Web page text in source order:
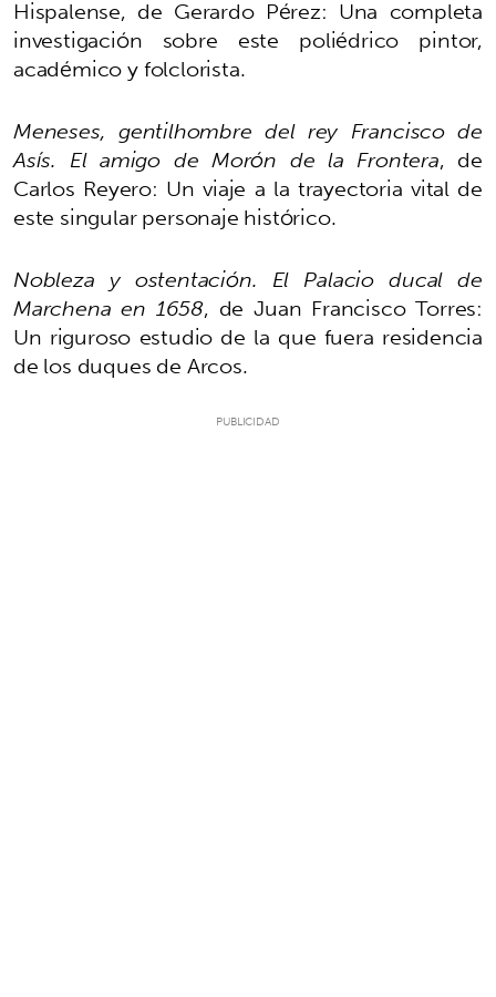
Hispalense, de Gerardo Pérez: Una completa
investigación sobre este poliédrico pintor,
académico y folclorista.
Meneses, gentilhombre del rey Francisco de
Asís. El amigo de Morón de la Frontera, de
Carlos Reyero: Un viaje a la trayectoria vital de
este singular personaje histórico.
Nobleza y ostentación. El Palacio ducal de
Marchena en 1658, de Juan Francisco Torres:
Un riguroso estudio de la que fuera residencia
de los duques de Arcos.